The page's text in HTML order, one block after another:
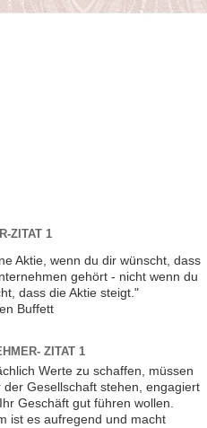
ZITAT 1
Aktie, wenn du dir wünscht, dass
gehört - nicht wenn du
dass die Aktie steigt."
Buffett
ZITAT 1
Werte zu schaffen, müssen
der Gesellschaft stehen, engagiert
Geschäft gut führen wollen.
ist es aufregend und macht